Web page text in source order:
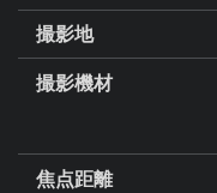
撮影地
撮影機材
焦点距離